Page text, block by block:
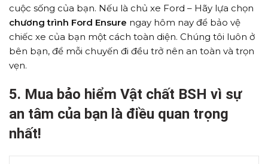
cuộc sống của bạn. Nếu là chủ xe Ford – Hãy lựa chọn
chương trình Ford Ensure ngay hôm nay để bảo vệ
chiếc xe của bạn một cách toàn diện. Chúng tôi luôn ở
bên bạn, để mỗi chuyến đi đều trở nên an toàn và trọn
vẹn.
5. Mua bảo hiểm Vật chất BSH vì sự
an tâm của bạn là điều quan trọng
nhất!